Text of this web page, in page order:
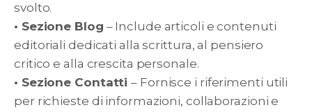
svolto.
• Sezione Blog – Include articoli e contenuti
editoriali dedicati alla scrittura, al pensiero
critico e alla crescita personale.
• Sezione Contatti– Fornisce i riferimenti utili
per richieste di informazioni, collaborazioni e